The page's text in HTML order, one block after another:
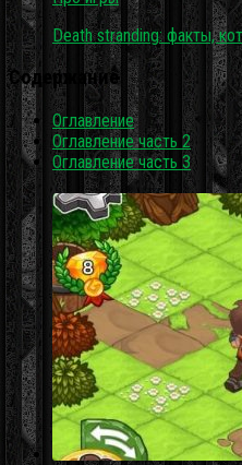
Death stranding: факты,
Содержание
Оглавление
Оглавление часть 2
Оглавление часть 3